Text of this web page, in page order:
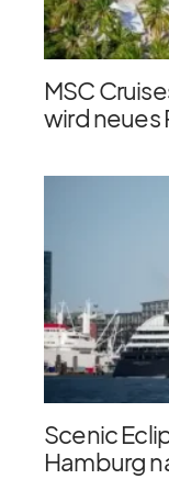
MSC
wird neues
Scenic
Hamburg